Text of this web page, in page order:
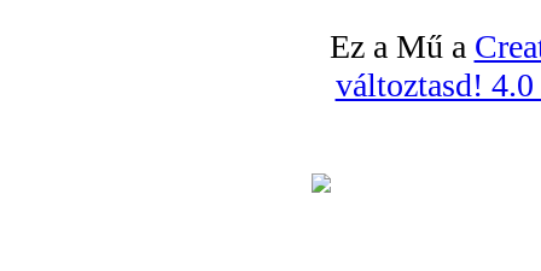
Ez a Mű a
változtasd!